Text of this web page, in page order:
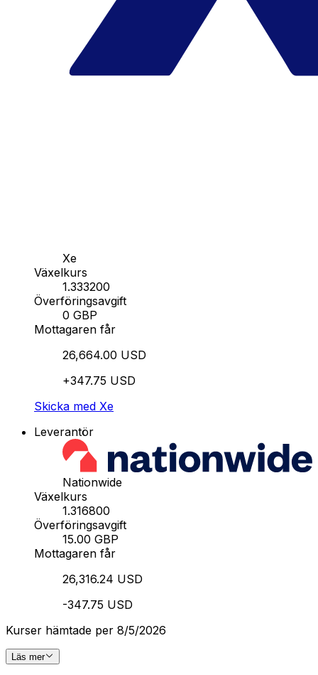
Xe
Växelkurs
1.333200
Överföringsavgift
0 GBP
Mottagaren får
26,664.00 USD
+347.75 USD
Skicka med Xe
Leverantör
Nationwide
Växelkurs
1.316800
Överföringsavgift
15.00 GBP
Mottagaren får
26,316.24 USD
-347.75 USD
Kurser hämtade per 8/5/2026
Läs mer